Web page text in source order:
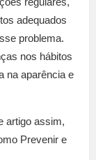
adequados
problema.
nos hábitos
na aparência e
artigo assim,
Prevenir e